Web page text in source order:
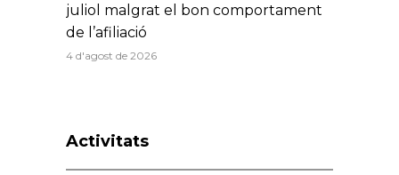
juliol malgrat el bon comportament
de l’afiliació
4 d'agost de 2026
Activitats